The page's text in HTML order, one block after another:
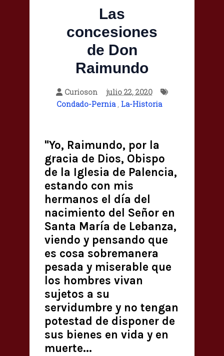
Las
concesiones
de Don
Raimundo
Curioson
julio 22, 2020
Condado-Pernia, La-Historia
"Yo, Raimundo, por la
gracia de Dios, Obispo
de la Iglesia de Palencia,
estando con mis
hermanos el día del
nacimiento del Señor en
Santa María de Lebanza,
viendo y pensando que
es cosa sobremanera
pesada y miserable que
los hombres vivan
sujetos a su
servidumbre y no tengan
potestad de disponer de
sus bienes en vida y en
muerte...